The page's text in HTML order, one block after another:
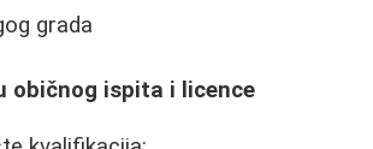
grada
običnog ispita i licence